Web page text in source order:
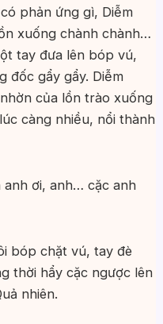
phản ứng gì, Diễm
xuống chành chành…
tay đưa lên bóp vú,
đốc gẩy gẩy. Diễm
của lồn trào xuống
càng nhiều, nổi thành
ơi, anh… cặc anh
bóp chặt vú, tay đè
thời hẩy cặc ngược lên
nhiên.